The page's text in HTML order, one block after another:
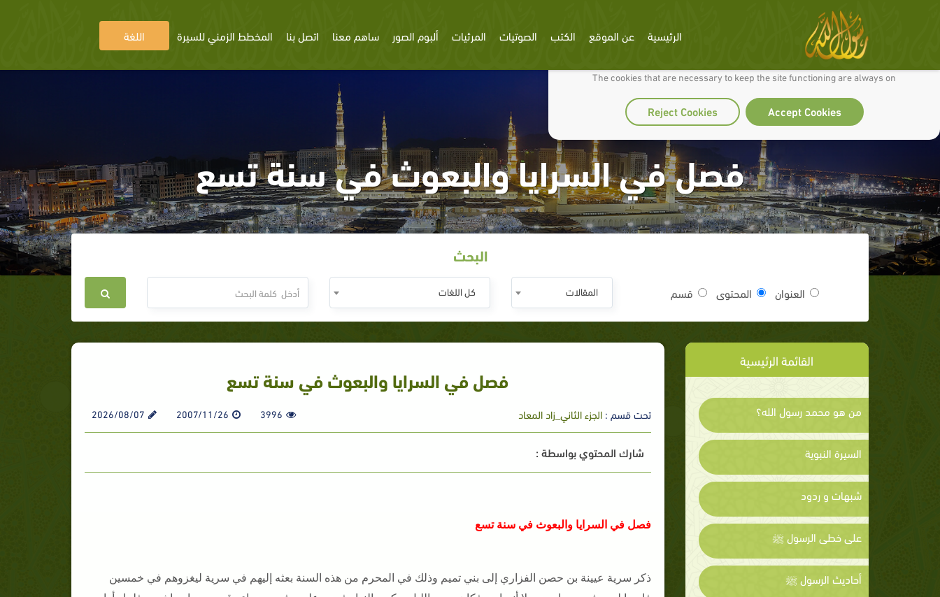
We use cookies to make our site work well for you and so we can continually improve it.
The cookies that are necessary to keep the site functioning are always on
Accept Cookies
Reject Cookies
الرئيسية عن الموقع الكتب الصوتيات المرئيات ألبوم الصور ساهم معنا اتصل بنا المخطط الزمني للسيرة اللغة
فصل في السرايا والبعوث في سنة تسع
البحث
العنوان المحتوى قسم المقالات كل اللغات
القائمة الرئيسية
من هو محمد رسول الله؟
السيرة النبوية
شبهات و ردود
على خطى الرسول ﷺ
أحاديث الرسول ﷺ
فصل في السرايا والبعوث في سنة تسع
تحت قسم :الجزء الثاني_زاد المعاد 3996
2007/11/26
2026/08/07
شارك المحتوي بواسطة :
فصل في السرايا والبعوث في سنة تسع
ذكر سرية عيينة بن حصن الفزاري إلى بني تميم وذلك في المحرم من هذه السنة بعثه إليهم في سرية ليغزوهم في خمسين